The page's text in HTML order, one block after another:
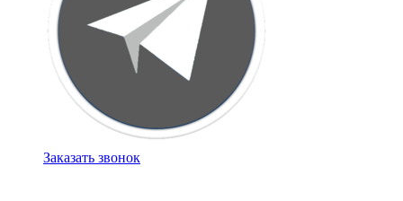
Заказать звонок